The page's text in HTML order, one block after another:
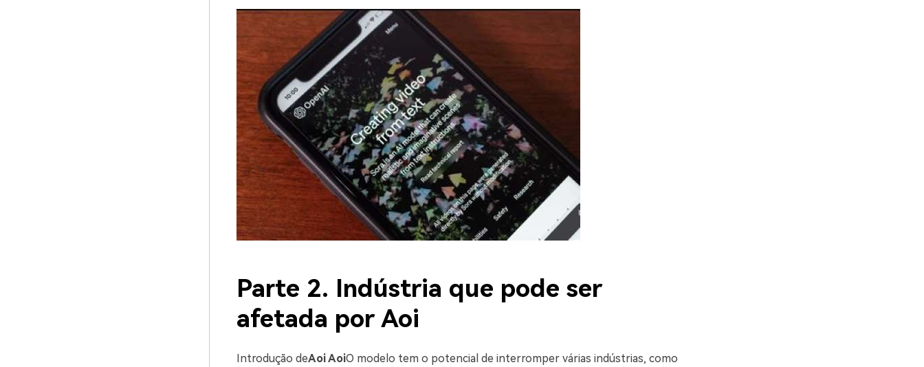
Parte 2. Indústria que pode ser
afetada por Aoi
Introdução deAoi AoiO modelo tem o potencial de interromper várias indústrias, como